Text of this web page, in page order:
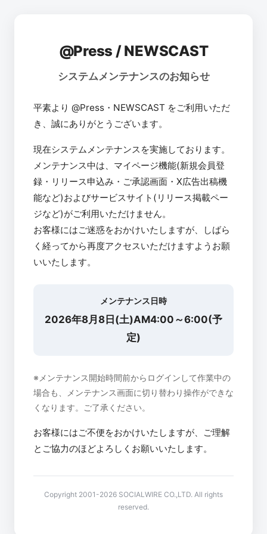
@Press / NEWSCAST
システムメンテナンスのお知らせ
平素より @Press・NEWSCAST をご利用いただ
き、誠にありがとうございます。
現在システムメンテナンスを実施しております。
メンテナンス中は、マイページ機能(新規会員登
録・リリース申込み・ご承認画面・X広告出稿機
能など)およびサービスサイト(リリース掲載ペー
ジなど)がご利用いただけません。
お客様にはご迷惑をおかけいたしますが、しばら
く経ってから再度アクセスいただけますようお願
いいたします。
メンテナンス日時
2026年8月8日(土)AM4:00～6:00(予
定)
※メンテナンス開始時間前からログインして作業中の
場合も、メンテナンス画面に切り替わり操作ができな
くなります。ご了承ください。
お客様にはご不便をおかけいたしますが、ご理解
とご協力のほどよろしくお願いいたします。
Copyright 2001-2026 SOCIALWIRE CO.,LTD. All rights
reserved.